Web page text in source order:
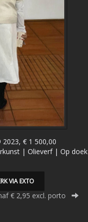
€ 1 500,00
| Olieverf | Op doek
VIA EXTO
€ 2,95 excl. porto